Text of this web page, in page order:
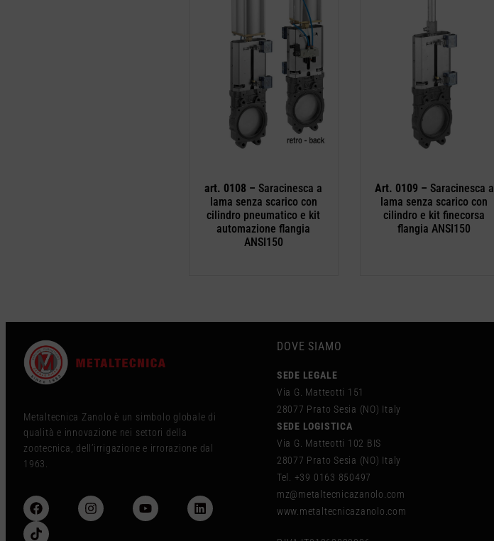
art. 0108 – Saracinesca a
lama senza scarico con
cilindro pneumatico e kit
automazione flangia
ANSI150
Art. 0109 – Saracinesca a
lama senza scarico con
cilindro e kit finecorsa
flangia ANSI150
Metaltecnica Zanolo è un simbolo globale di
qualità e innovazione nei settori della
zootecnica, dell’irrigazione e irrorazione dal
1963.
DOVE SIAMO
SEDE LEGALE
Via G. Matteotti 151
28077 Prato Sesia (NO) Italy
SEDE LOGISTICA
Via G. Matteotti 102 BIS
28077 Prato Sesia (NO) Italy
Tel. +39 0163 850497
mz@metaltecnicazanolo.com
www.metaltecnicazanolo.com